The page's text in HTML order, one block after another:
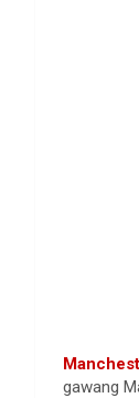
gawang